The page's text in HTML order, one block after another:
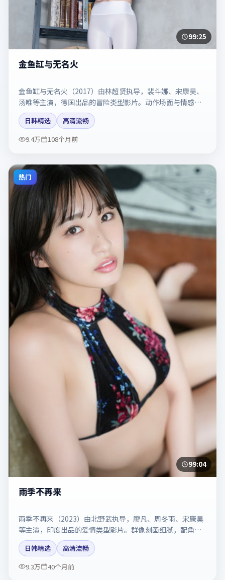
99:25
金鱼缸与无名火
金鱼缸与无名火（2017）由林超贤执导，裴斗娜、宋康昊、
汤唯等主演，德国出品的冒险类型影片。动作场面与情感戏
比例拿捏得当。剧情简介与主创信息可供检索参考，上映日
期以片方资料为准。
日韩精选
高清流畅
9.4万
108个月前
热门
99:04
雨季不再来
雨季不再来（2023）由北野武执导，廖凡、周冬雨、宋康昊
等主演，印度出品的爱情类型影片。群像刻画细腻，配角同
样出彩。剧情简介与主创信息可供检索参考，上映日期以片
方资料为准。
日韩精选
高清流畅
9.3万
40个月前